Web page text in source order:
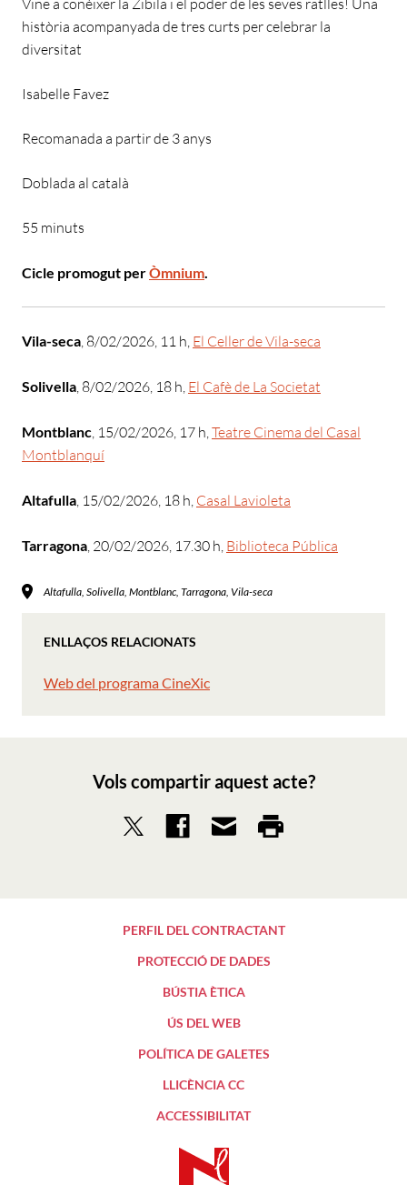
Vine a conèixer la Zibila i el poder de les seves ratlles! Una
història acompanyada de tres curts per celebrar la
diversitat
Isabelle Favez
Recomanada a partir de 3 anys
Doblada al català
55 minuts
Cicle promogut perÒmnium.
Vila-seca, 8/02/2026, 11 h, El Celler de Vila-seca
Solivella, 8/02/2026, 18 h, El Cafè de La Societat
Montblanc, 15/02/2026, 17 h,Teatre Cinema del Casal
Montblanquí
Altafulla, 15/02/2026, 18 h, Casal Lavioleta
Tarragona, 20/02/2026, 17.30 h, Biblioteca Pública
Altafulla, Solivella, Montblanc, Tarragona, Vila-seca
ENLLAÇOS RELACIONATS
Web del programa CineXic
Vols compartir aquest acte?
PERFIL DEL CONTRACTANT
PROTECCIÓ DE DADES
BÚSTIA ÈTICA
ÚS DEL WEB
POLÍTICA DE GALETES
LLICÈNCIA CC
ACCESSIBILITAT